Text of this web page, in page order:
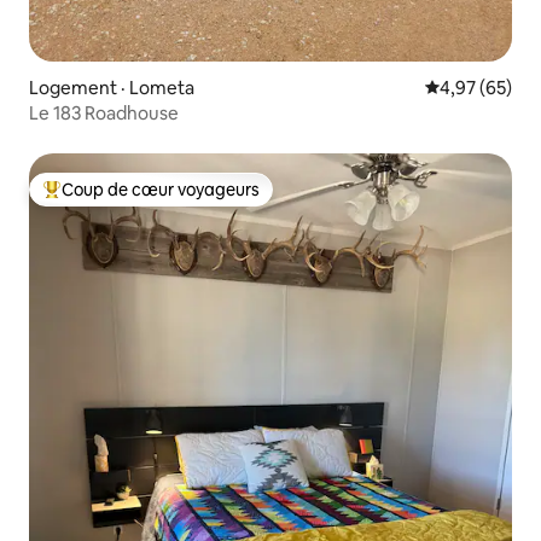
Logement · Lometa Note
4,97 (65)
Le 183 Roadhouse
Coup de cœur voyageurs parmi les plus aimés
Coup de cœur voyageurs